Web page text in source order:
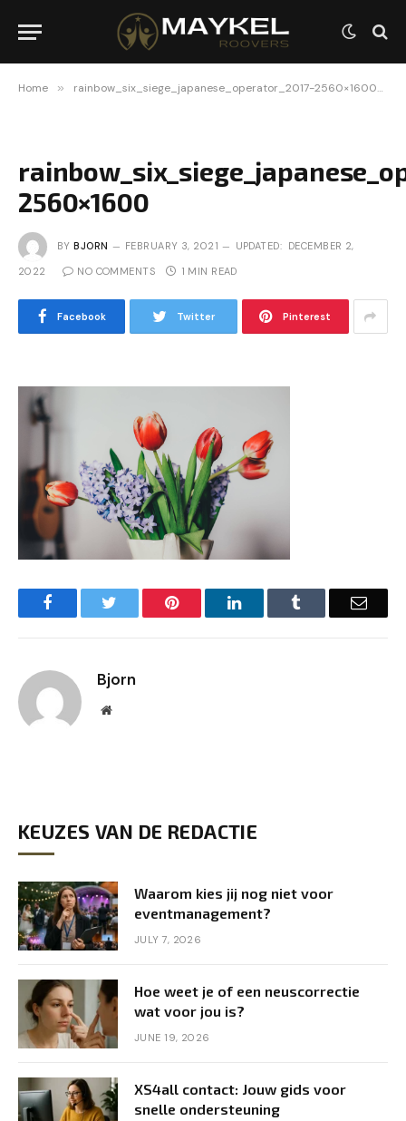
Home » rainbow_six_siege_japanese_operator_2017-2560×1600
2560×1600
BY BJORN FEBRUARY 3, 2021 UPDATED: DECEMBER 2,
2022 NO COMMENTS 1 MIN READ
Facebook Twitter Pinterest
Facebook Pinterest LinkedIn Email
Bjorn
Website
KEUZES VAN DE REDACTIE
Waarom kies jij nog niet voor
eventmanagement?
JULY 7, 2026
Hoe weet je of een neuscorrectie
wat voor jou is?
JUNE 19, 2026
XS4all contact: Jouw gids voor
snelle ondersteuning